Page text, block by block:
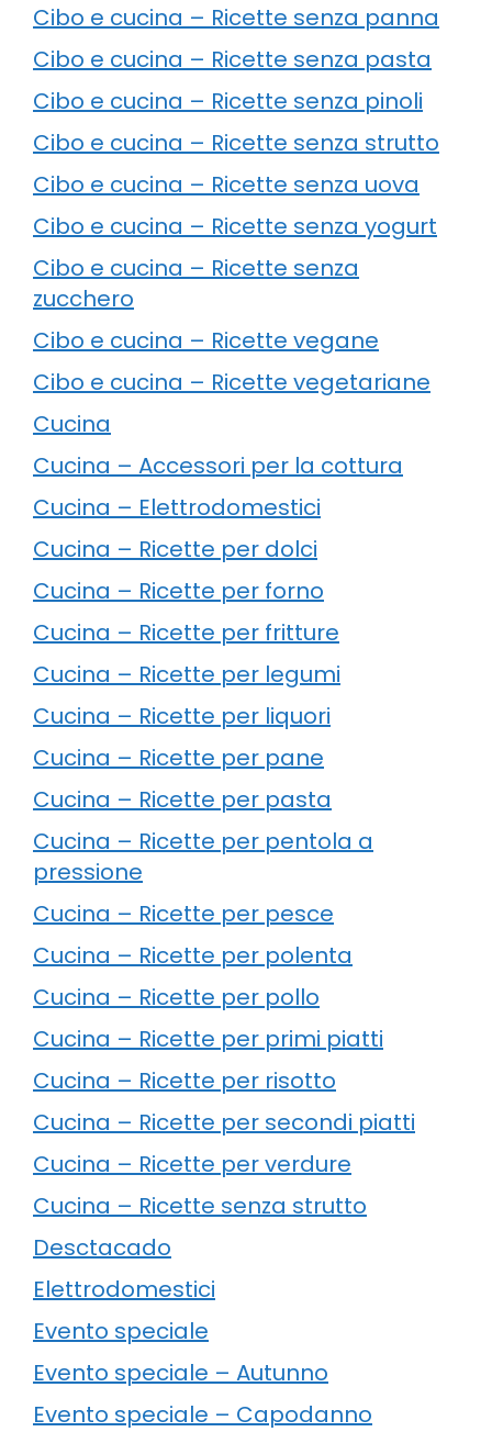
Cibo e cucina – Ricette senza panna
Cibo e cucina – Ricette senza pasta
Cibo e cucina – Ricette senza pinoli
Cibo e cucina – Ricette senza strutto
Cibo e cucina – Ricette senza uova
Cibo e cucina – Ricette senza yogurt
Cibo e cucina – Ricette senza
zucchero
Cibo e cucina – Ricette vegane
Cibo e cucina – Ricette vegetariane
Cucina
Cucina – Accessori per la cottura
Cucina – Elettrodomestici
Cucina – Ricette per dolci
Cucina – Ricette per forno
Cucina – Ricette per fritture
Cucina – Ricette per legumi
Cucina – Ricette per liquori
Cucina – Ricette per pane
Cucina – Ricette per pasta
Cucina – Ricette per pentola a
pressione
Cucina – Ricette per pesce
Cucina – Ricette per polenta
Cucina – Ricette per pollo
Cucina – Ricette per primi piatti
Cucina – Ricette per risotto
Cucina – Ricette per secondi piatti
Cucina – Ricette per verdure
Cucina – Ricette senza strutto
Desctacado
Elettrodomestici
Evento speciale
Evento speciale – Autunno
Evento speciale – Capodanno